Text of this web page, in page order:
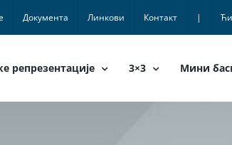
Документа Линкови Контакт |
репрезентације 3×3 Мини